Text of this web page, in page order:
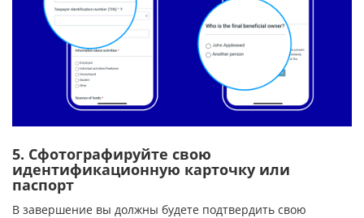
5. Сфотографируйте свою
идентификационную карточку или
паспорт
В завершение вы должны будете подтвердить свою